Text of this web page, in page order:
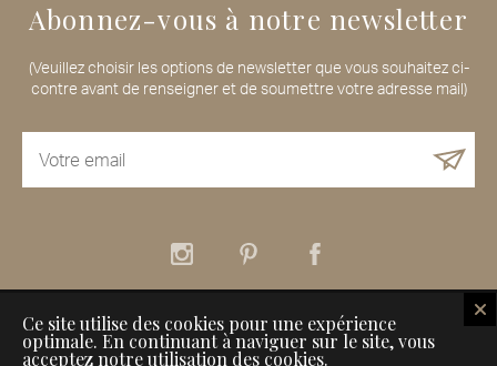
Abonnez-vous à notre newsletter
(Veuillez choisir les options de newsletter que vous souhaitez ci-
contre avant de renseigner et de soumettre votre adresse mail)
À propos Nos services
Nos Maisons de Voyageurs
Comment référencer son établissement sur Inspiration for Travellers
Ce site utilise des cookies pour une expérience
optimale. En continuant à naviguer sur le site, vous
acceptez notre utilisation des cookies.